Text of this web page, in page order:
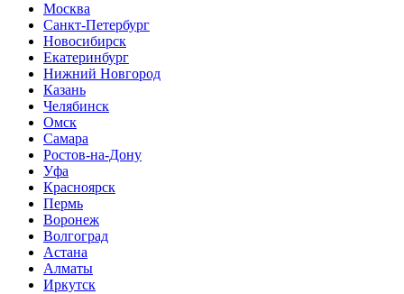
Москва
Санкт-Петербург
Новосибирск
Екатеринбург
Нижний Новгород
Казань
Челябинск
Омск
Самара
Ростов-на-Дону
Уфа
Красноярск
Пермь
Воронеж
Волгоград
Астана
Алматы
Иркутск